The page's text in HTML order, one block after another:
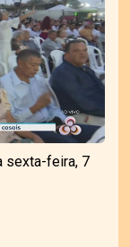
sexta-feira, 7